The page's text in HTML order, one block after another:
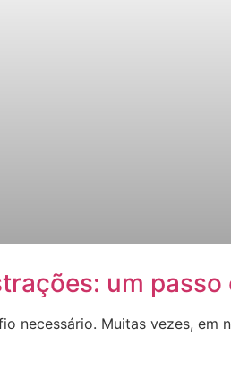
um
necessário. Muitas vezes,